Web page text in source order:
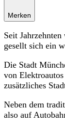
Merken
Seit
gesellt sich ein
Die Stadt
von
zusätzliches
Neben dem
also auf